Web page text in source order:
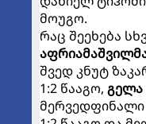
მოუგო.
რაც შეეხება
შვედ კნუტ
1:2 წააგო, გელა